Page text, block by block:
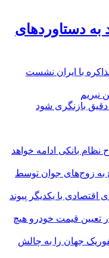
به دستاوردهای
نظام بانکی ادامه خواهد
ازدواج به زوج‌های جوان توسط
با یکدیگر پیوند
تعیین قیمت خودرو هیچ
جهان را به چالش